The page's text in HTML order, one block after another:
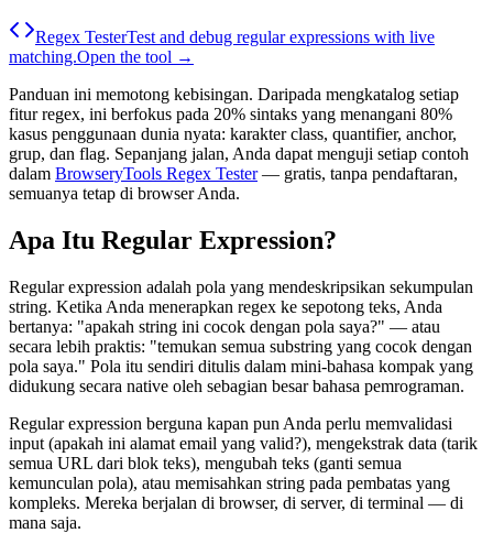
Regex TesterTest and debug regular expressions with live
matching.Open the tool →
Panduan ini memotong kebisingan. Daripada mengkatalog setiap
fitur regex, ini berfokus pada 20% sintaks yang menangani 80%
kasus penggunaan dunia nyata: karakter class, quantifier, anchor,
grup, dan flag. Sepanjang jalan, Anda dapat menguji setiap contoh
dalam BrowseryTools Regex Tester— gratis, tanpa pendaftaran,
semuanya tetap di browser Anda.
Apa Itu Regular Expression?
Regular expression adalah pola yang mendeskripsikan sekumpulan
string. Ketika Anda menerapkan regex ke sepotong teks, Anda
bertanya: "apakah string ini cocok dengan pola saya?" — atau
secara lebih praktis: "temukan semua substring yang cocok dengan
pola saya." Pola itu sendiri ditulis dalam mini-bahasa kompak yang
didukung secara native oleh sebagian besar bahasa pemrograman.
Regular expression berguna kapan pun Anda perlu memvalidasi
input (apakah ini alamat email yang valid?), mengekstrak data (tarik
semua URL dari blok teks), mengubah teks (ganti semua
kemunculan pola), atau memisahkan string pada pembatas yang
kompleks. Mereka berjalan di browser, di server, di terminal — di
mana saja.